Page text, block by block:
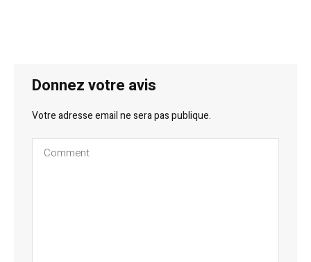
Donnez votre avis
Votre adresse email ne sera pas publique.